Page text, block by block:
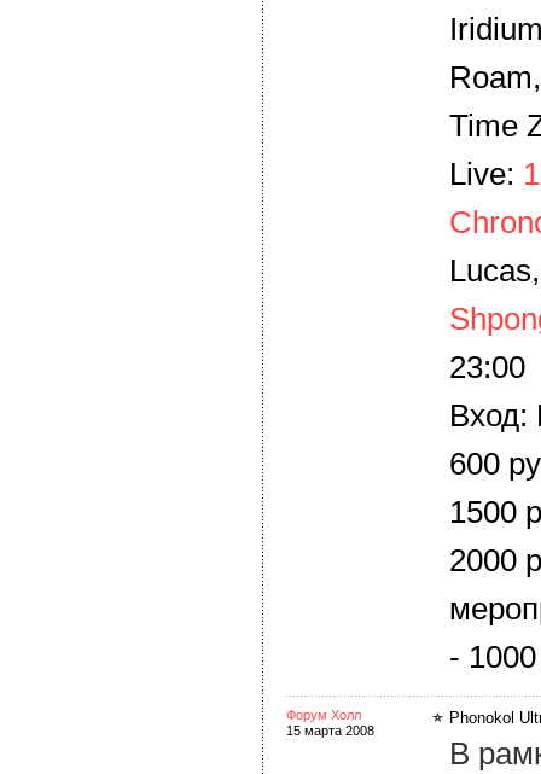
Time
Live:
23:00
Вход:
600
1500
2000
-
Форум Холл
15 марта 2008
Phonokol
В